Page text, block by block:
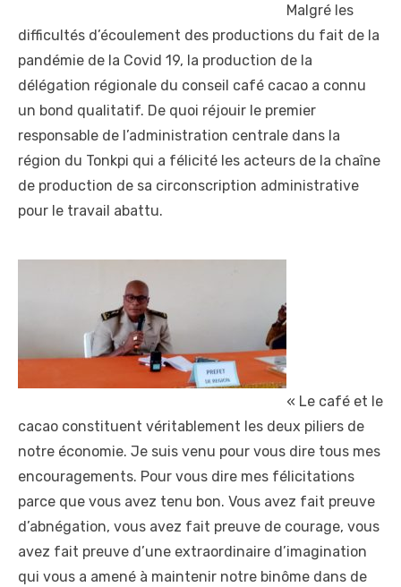
Malgré les
difficultés d’écoulement des productions du fait de la
pandémie de la Covid 19, la production de la
délégation régionale du conseil café cacao a connu
un bond qualitatif. De quoi réjouir le premier
responsable de l’administration centrale dans la
région du Tonkpi qui a félicité les acteurs de la chaîne
de production de sa circonscription administrative
pour le travail abattu.
« Le café et le
cacao constituent véritablement les deux piliers de
notre économie. Je suis venu pour vous dire tous mes
encouragements. Pour vous dire mes félicitations
parce que vous avez tenu bon. Vous avez fait preuve
d’abnégation, vous avez fait preuve de courage, vous
avez fait preuve d’une extraordinaire d’imagination
qui vous a amené à maintenir notre binôme dans de